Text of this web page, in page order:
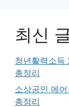
최신
청년활력소득
총정리
소상공인 에
총정리